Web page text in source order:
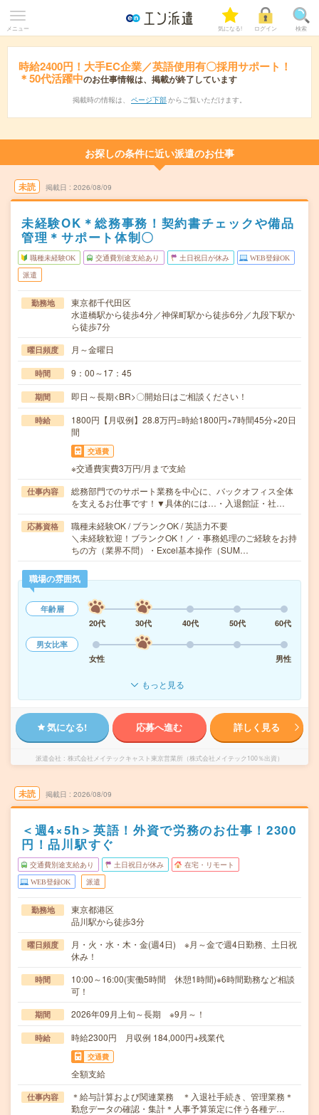
メニュー 気になる! ログイン 検索
時給2400円！大手EC企業／英語使用有〇採用サポート！
＊50代活躍中のお仕事情報は、掲載が終了しています
掲載時の情報は、 ページ下部 からご覧いただけます。
お探しの条件に近い派遣のお仕事
未読 掲載日 2026/08/09
未経験OK＊総務事務！契約書チェックや備品
管理＊サポート体制〇
職種未経験OK 交通費別途支給あり 土日祝日が休み WEB登録OK
派遣
勤務地
東京都千代田区
水道橋駅から徒歩4分／神保町駅から徒歩6分／九段下駅か
ら徒歩7分
曜日頻度 月～金曜日
時間 9：00～17：45
期間 即日～長期<BR>〇開始日はご相談ください！
時給
1800円【月収例】28.8万円=時給1800円×7時間45分×20日
間
交通費
※交通費実費3万円/月まで支給
仕事内容
総務部門でのサポート業務を中心に、バックオフィス全体
を支えるお仕事です！▼具体的には…・入退館証・社…
応募資格
職種未経験OK / ブランクOK / 英語力不要
＼未経験歓迎！ブランクOK！／・事務処理のご経験をお持
ちの方（業界不問）・Excel基本操作（SUM…
職場の雰囲気
年齢層
20代
30代 40代 50代
60代
男女比率
女性
男性
もっと見る
気になる! 応募へ進む 詳しく見る
派遣会社 株式会社メイテックキャスト東京営業所（株式会社メイテック100％出資）
未読 掲載日 2026/08/09
＜週4×5h＞英語！外資で労務のお仕事！2300
円！品川駅すぐ
交通費別途支給あり 土日祝日が休み 在宅・リモート
WEB登録OK 派遣
勤務地
東京都港区
品川駅から徒歩3分
曜日頻度
月・火・水・木・金(週4日) ※月～金で週4日勤務、土日祝
休み！
時間
10:00～16:00(実働5時間 休憩1時間)※6時間勤務など相談
可！
期間 2026年09月上旬～長期 ※9月～！
時給 時給2300円 月収例 184,000円+残業代
交通費
全額支給
仕事内容
＊給与計算および関連業務 ＊入退社手続き、管理業務＊
勤怠データの確認・集計＊人事予算策定に伴う各種デ…